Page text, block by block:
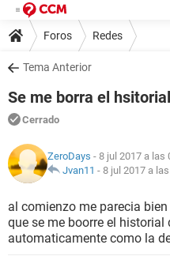
Foros Redes
Tema Anterior
Se me borra el
Cerrado
ZeroDays - 8 jul 2017 a las
Jvan11 - 8 jul 2017 a
al comienzo me parecia
que se me boorre el historial
automaticamente como la